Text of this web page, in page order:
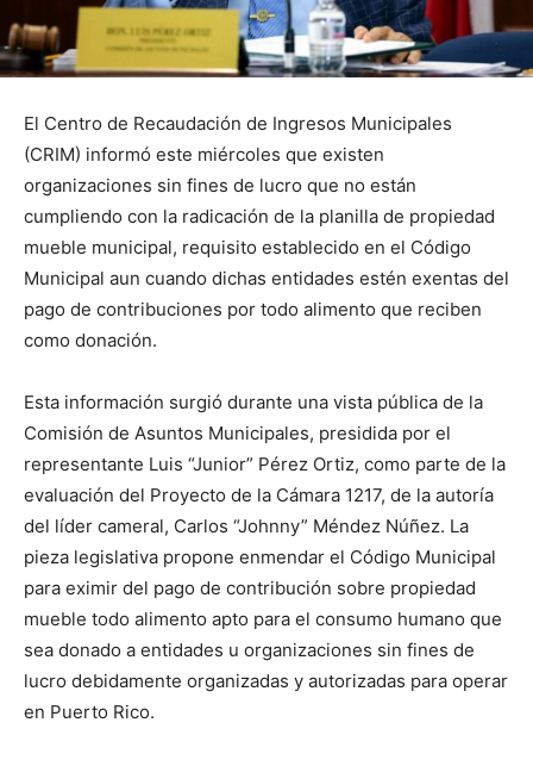
El Centro de Recaudación de Ingresos Municipales
(CRIM) informó este miércoles que existen
organizaciones sin fines de lucro que no están
cumpliendo con la radicación de la planilla de propiedad
mueble municipal, requisito establecido en el Código
Municipal aun cuando dichas entidades estén exentas del
pago de contribuciones por todo alimento que reciben
como donación.
Esta información surgió durante una vista pública de la
Comisión de Asuntos Municipales, presidida por el
representante Luis “Junior” Pérez Ortiz, como parte de la
evaluación del Proyecto de la Cámara 1217, de la autoría
del líder cameral, Carlos “Johnny” Méndez Núñez. La
pieza legislativa propone enmendar el Código Municipal
para eximir del pago de contribución sobre propiedad
mueble todo alimento apto para el consumo humano que
sea donado a entidades u organizaciones sin fines de
lucro debidamente organizadas y autorizadas para operar
en Puerto Rico.